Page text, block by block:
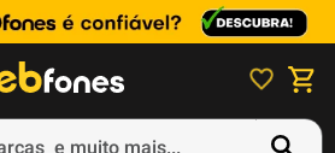
e muito mais...